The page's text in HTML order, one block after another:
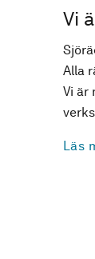
Vi
Alla
Vi är
Läs